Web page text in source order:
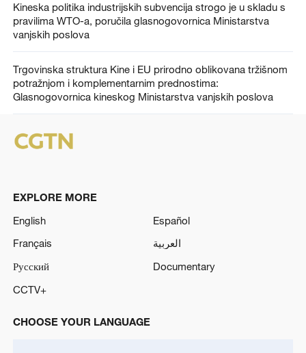
Kineska politika industrijskih subvencija strogo je u skladu s
pravilima WTO-a, poručila glasnogovornica Ministarstva
vanjskih poslova
Trgovinska struktura Kine i EU prirodno oblikovana tržišnom
potražnjom i komplementarnim prednostima:
Glasnogovornica kineskog Ministarstva vanjskih poslova
EXPLORE MORE
English
Español
Français
العربية
Русский
Documentary
CCTV+
CHOOSE YOUR LANGUAGE